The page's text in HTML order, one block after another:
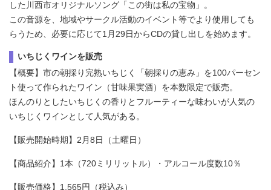
した川西市オリジナルソング「この街は私の宝物」。
この音源を、地域やサークル活動のイベント等でより使用しても
らうため、必要に応じて1月29日からCDの貸し出しを始めます。
いちじくワインを販売
【概要】市の朝採り完熟いちじく「朝採りの恵み」を100パーセン
ト使って作られたワイン（甘味果実酒）を本数限定で販売。
ほんのりとしたいちじくの香りとフルーティーな味わいが人気の
いちじくワインとして人気がある。
【販売開始時期】2月8日（土曜日）
【商品紹介】1本（720ミリリットル）・アルコール度数10％
【販売価格】1,565円（税込み）